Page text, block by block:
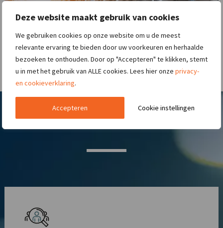
Deze website maakt gebruik van cookies
We gebruiken cookies op onze website om u de meest
relevante ervaring te bieden door uw voorkeuren en herhaalde
bezoeken te onthouden. Door op "Accepteren" te klikken, stemt
u in met het gebruik van ALLE cookies. Lees hier onze privacy-
en cookieverklaring.
Cookie instellingen
Accepteren
Nieuwste technische vacatures